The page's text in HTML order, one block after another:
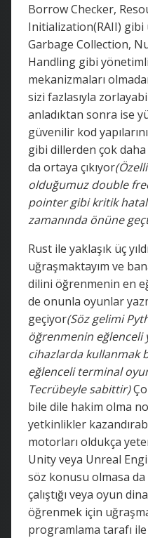
Borrow Checker,
Initialization(RAII) gibi
Garbage Collection,
Handling gibi
mekanizmaları
sizi fazlasıyla
anladıktan sonra ise
güvenilir kod
gibi dillerden çok
da ortaya çıkıyor
olduğumuz double
pointer gibi kritik
zamanında önüne
Rust ile yaklaşık üç
uğraşmaktayım ve
dilini öğrenmenin en
de onunla oyunlar
geçiyor(Söz gelimi
öğrenmenin eğlenceli
cihazlarda kullanmak
eğlenceli terminal
Tecrübeyle sabittir)
bile dile hakim olma
yetkinlikler
motorları oldukça
Unity veya Unreal
söz konusu olmasa
çalıştığı veya oyun
öğrenmek için
programlama tarafı